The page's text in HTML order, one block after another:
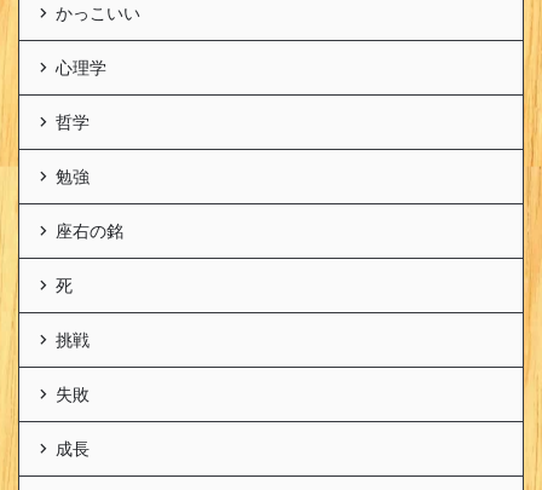
かっこいい
心理学
哲学
勉強
座右の銘
死
挑戦
失敗
成長